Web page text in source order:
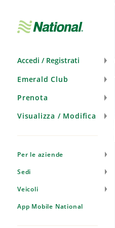
Accedi / Registrati
Emerald Club
Prenota
Visualizza / Modifica
Per le aziende
Sedi
Veicoli
App Mobile National